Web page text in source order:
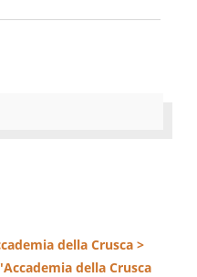
della Crusca >
della Crusca